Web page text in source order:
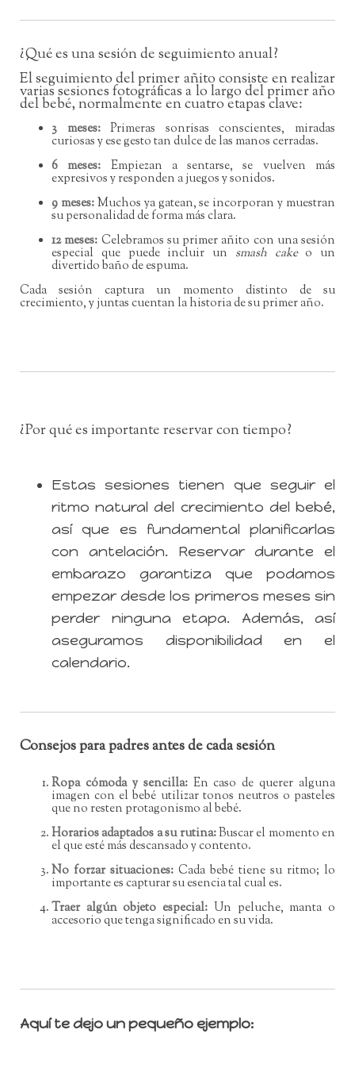
¿Qué es una sesión de seguimiento anual?
El seguimiento del primer añito consiste en realizar
varias sesiones fotográficas a lo largo del primer año
del bebé, normalmente en cuatro etapas clave:
3 meses:Primeras sonrisas conscientes, miradas
curiosas y ese gesto tan dulce de las manos cerradas.
6 meses: Empiezan a sentarse, se vuelven más
expresivos y responden a juegos y sonidos.
9 meses:Muchos ya gatean, se incorporan y muestran
su personalidad de forma más clara.
12 meses: Celebramos su primer añito con una sesión
especial que puede incluir un smash cakeo un
divertido baño de espuma.
Cada sesión captura un momento distinto de su
crecimiento, y juntas cuentan la historia de su primer año.
¿Por qué es importante reservar con tiempo?
Estas sesiones tienen que seguir el
ritmo natural del crecimiento del bebé,
así que es fundamental planificarlas
con antelación. Reservar durante el
embarazo garantiza que podamos
empezar desde los primeros meses sin
perder ninguna etapa. Además, así
aseguramos disponibilidad en el
calendario.
Consejos para padres antes de cada sesión
Ropa cómoda y sencilla:En caso de querer alguna
imagen con el bebé utilizar tonos neutros o pasteles
que no resten protagonismo al bebé.
Horarios adaptados a su rutina:Buscar el momento en
el que esté más descansado y contento.
No forzar situaciones: Cada bebé tiene su ritmo; lo
importante es capturar su esencia tal cual es.
Traer algún objeto especial: Un peluche, manta o
accesorio que tenga significado en su vida.
Aquí te dejo un pequeño ejemplo: